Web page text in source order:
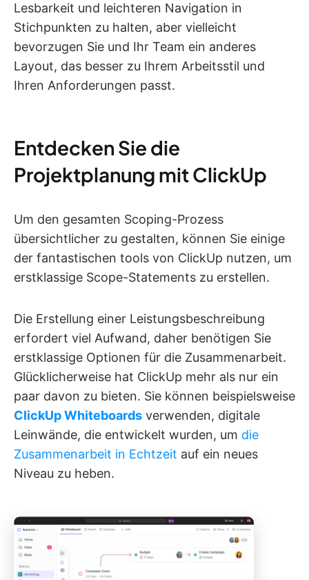
Lesbarkeit und leichteren Navigation in
Stichpunkten zu halten, aber vielleicht
bevorzugen Sie und Ihr Team ein anderes
Layout, das besser zu Ihrem Arbeitsstil und
Ihren Anforderungen passt.
Entdecken Sie die
Projektplanung mit ClickUp
Um den gesamten Scoping-Prozess
übersichtlicher zu gestalten, können Sie einige
der fantastischen tools von ClickUp nutzen, um
erstklassige Scope-Statements zu erstellen.
Die Erstellung einer Leistungsbeschreibung
erfordert viel Aufwand, daher benötigen Sie
erstklassige Optionen für die Zusammenarbeit.
Glücklicherweise hat ClickUp mehr als nur ein
paar davon zu bieten. Sie können beispielsweise
ClickUp Whiteboards verwenden, digitale
Leinwände, die entwickelt wurden, um die
Zusammenarbeit in Echtzeit auf ein neues
Niveau zu heben.